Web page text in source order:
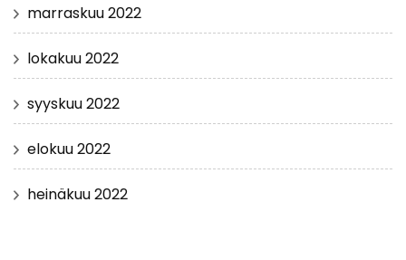
marraskuu 2022
lokakuu 2022
syyskuu 2022
elokuu 2022
heinäkuu 2022